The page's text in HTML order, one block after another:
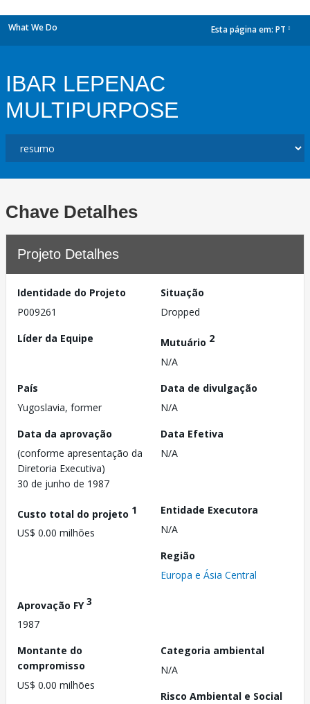
What We Do Esta página em: PT
IBAR LEPENAC
MULTIPURPOSE
Chave Detalhes
Projeto Detalhes
Identidade do Projeto
P009261
Situação
Dropped
Líder da Equipe
Mutuário 2
N/A
País
Yugoslavia, former
Data de divulgação
N/A
Data da aprovação
(conforme apresentação da
Diretoria Executiva)
30 de junho de 1987
Data Efetiva
N/A
Custo total do projeto 1
US$ 0.00 milhões
Entidade Executora
N/A
Região
Europa e Ásia Central
Aprovação FY3
1987
Montante do
compromisso
US$ 0.00 milhões
Categoria ambiental
N/A
Risco Ambiental e Social